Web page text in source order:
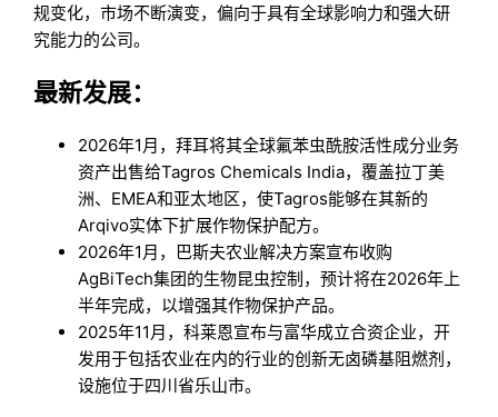
规变化，市场不断演变，偏向于具有全球影响力和强大研
究能力的公司。
最新发展：
2026年1月，拜耳将其全球氟苯虫酰胺活性成分业务
资产出售给Tagros Chemicals India，覆盖拉丁美
洲、EMEA和亚太地区，使Tagros能够在其新的
Arqivo实体下扩展作物保护配方。
2026年1月，巴斯夫农业解决方案宣布收购
AgBiTech集团的生物昆虫控制，预计将在2026年上
半年完成，以增强其作物保护产品。
2025年11月，科莱恩宣布与富华成立合资企业，开
发用于包括农业在内的行业的创新无卤磷基阻燃剂，
设施位于四川省乐山市。